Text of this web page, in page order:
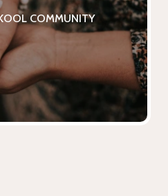
COMMUNITY
herausfällst. Eine
Community
und überall über
App auf deinem
verfügbar.